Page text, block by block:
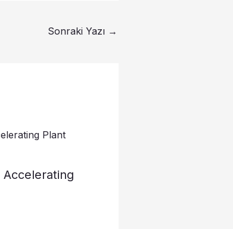
Sonraki Yazı →
Accelerating